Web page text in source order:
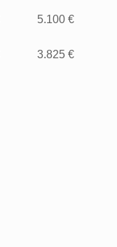
5.100 €
3.825 €